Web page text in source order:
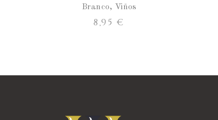
Branco, Viños
8,95€